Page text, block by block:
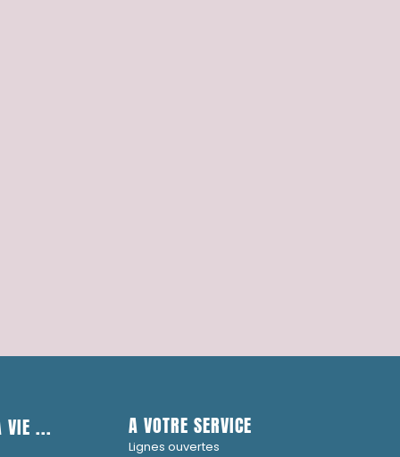
VIE ... A VOTRE SERVICE
Lignes ouvertes